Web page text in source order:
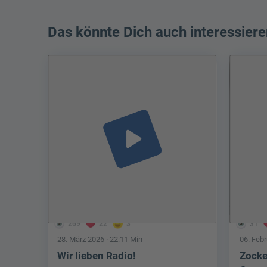
Das könnte Dich auch
269 22 3
play_arrow
28. März 2026 · 22:11 Min
Wir lieben Radio!
31
06.